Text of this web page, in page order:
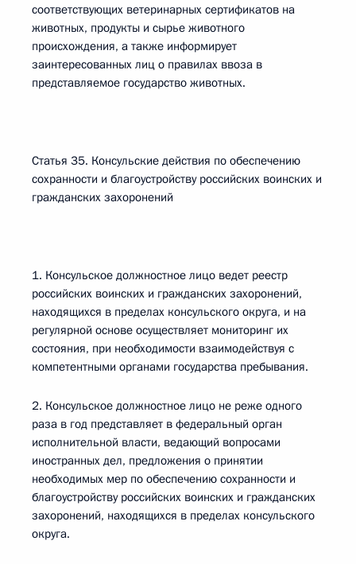
соответствующих ветеринарных сертификатов на
животных, продукты и сырье животного
происхождения, а также информирует
заинтересованных лиц о правилах ввоза в
представляемое государство животных.
Статья 35. Консульские действия по обеспечению
сохранности и благоустройству российских воинских и
гражданских захоронений
1. Консульское должностное лицо ведет реестр
российских воинских и гражданских захоронений,
находящихся в пределах консульского округа, и на
регулярной основе осуществляет мониторинг их
состояния, при необходимости взаимодействуя с
компетентными органами государства пребывания.
2. Консульское должностное лицо не реже одного
раза в год представляет в федеральный орган
исполнительной власти, ведающий вопросами
иностранных дел, предложения о принятии
необходимых мер по обеспечению сохранности и
благоустройству российских воинских и гражданских
захоронений, находящихся в пределах консульского
округа.